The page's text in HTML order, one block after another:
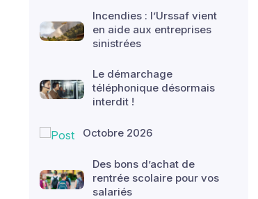
Incendies : l’Urssaf vient
en aide aux entreprises
sinistrées
Le démarchage
téléphonique désormais
interdit !
Octobre 2026
Des bons d’achat de
rentrée scolaire pour vos
salariés